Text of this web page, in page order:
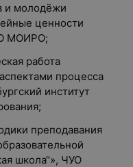
и молодёжи
ценности
МОИРО;
работа
процесса
институт
преподавания
школа“», ЧУО